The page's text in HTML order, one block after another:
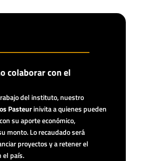
colaborar con el
del instituto, nuestro
Pasteur inivita a quienes pueden
su aporte económico,
monto. Lo recaudado será
proyectos y a retener el
el país.